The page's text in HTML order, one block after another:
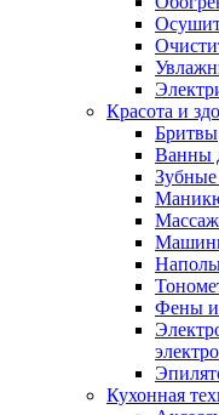
Красота и
Бритвы
Ванны
Фены и
Кухонная